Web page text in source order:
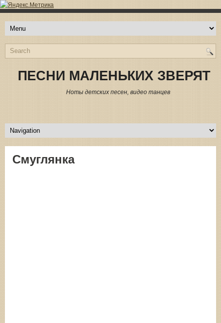
ПЕСНИ МАЛЕНЬКИХ ЗВЕРЯТ
Ноты детских песен, видео танцев
Смуглянка